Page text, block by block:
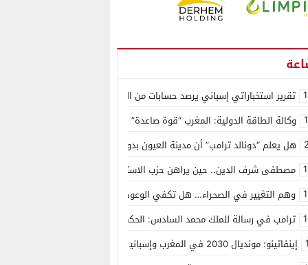
تقرير استخباراتي إسباني يرصد حسابات من الجزائر وأرقاما بـ”213+” ضمن حملة رقمية منظمة حرّضت على اقتحام سبتة
وكالة الطاقة الدولية: المغرب “قوة صاعدة” في سوق المعادن الاستراتيجية
هل يعلم “دونالد ترامب” أن مدينة العيون بدون ماء؟
مصطفى شرف الدين.. حين يراهن حزب الاستقلال على الكفاءة ويمنح الشباب
وهم التغيير في الصحراء… هل تكفي الوعود الفارغة لصناعة الواقع؟
ترامب في رسالة للملك محمد السادس: الحكم الذاتي هو الأساس الوحيد لحل
إينفاتينو: مونديال 2030 في المغرب وإسبانيا والبرتغال سيكون “الأجمل في التاريخ”